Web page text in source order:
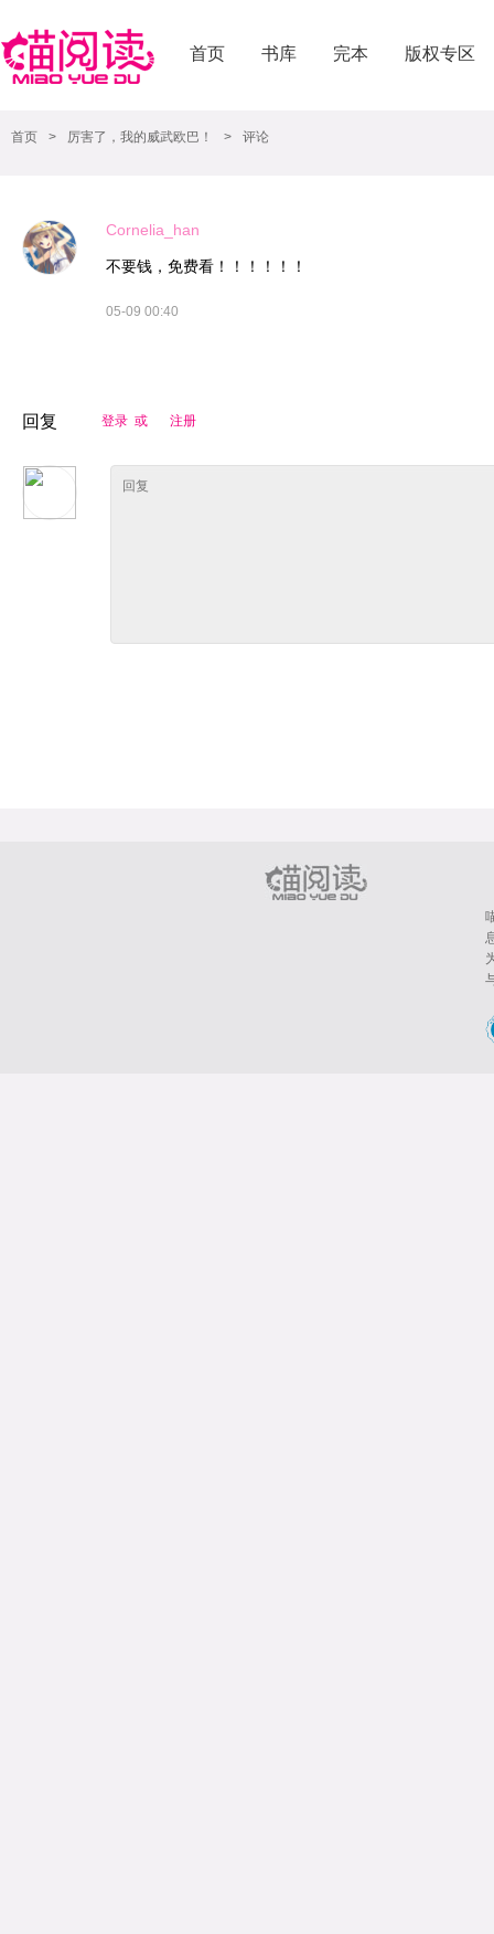
首页 书库 完本 版权专区
首页 > 厉害了，我的威武欧巴！ > 评论
Cornelia_han
不要钱，免费看！！！！！！
05-09 00:40
回复 登录 或 注册